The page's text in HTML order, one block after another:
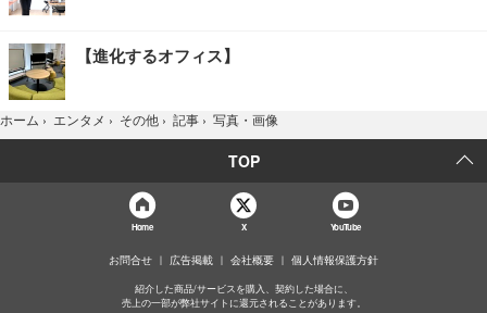
【進化するオフィス】
ホーム › エンタメ › その他 › 記事 › 写真・画像
TOP
Home X YouTube
お問合せ 広告掲載 会社概要 個人情報保護方針
紹介した商品/サービスを購入、契約した場合に、
売上の一部が弊社サイトに還元されることがあります。